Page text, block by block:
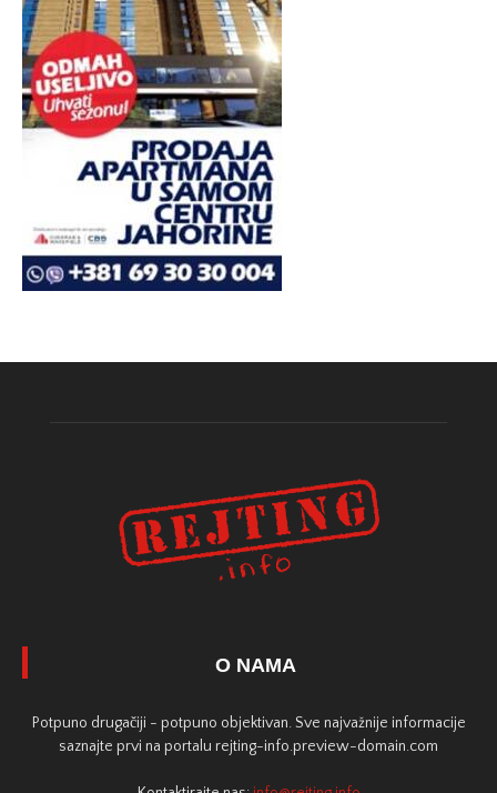
O NAMA
Potpuno drugačiji - potpuno objektivan. Sve najvažnije informacije
saznajte prvi na portalu rejting-info.preview-domain.com